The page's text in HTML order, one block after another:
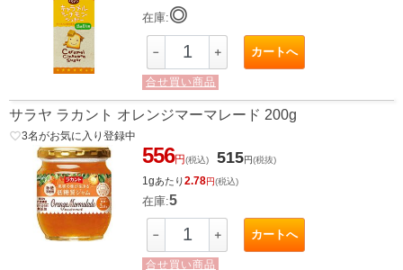
在庫:◎
－ ＋ カートへ
合せ買い商品
サラヤ ラカント オレンジマーマレード 200g
favorite_border3名がお気に入り登録中
556円(税込) 515円(税抜)
1gあたり2.78円(税込)
在庫:5
－ ＋ カートへ
合せ買い商品